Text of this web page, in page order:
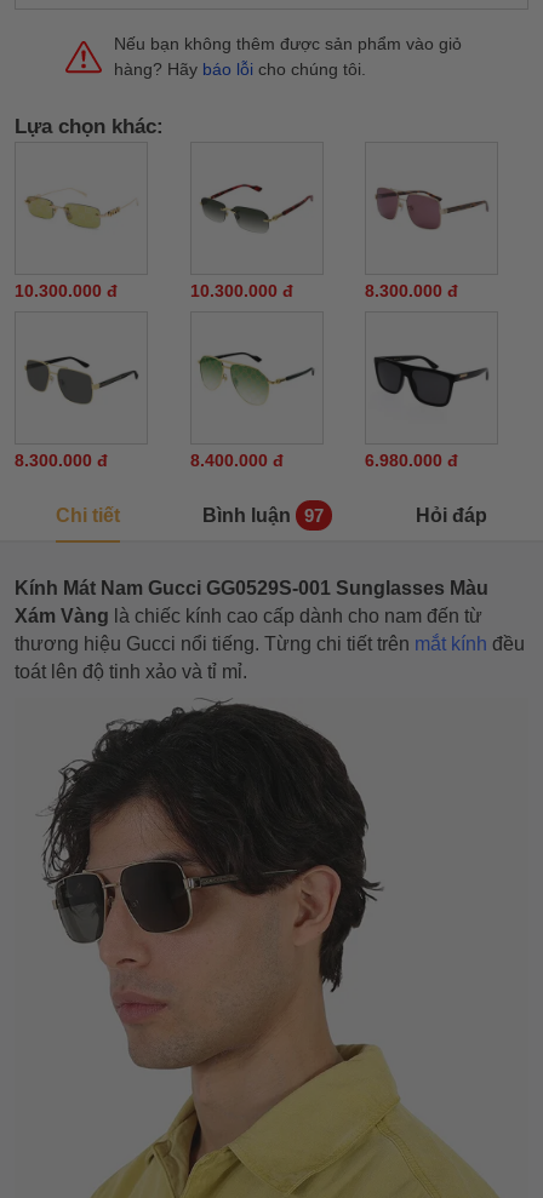
Nếu bạn không thêm được sản phẩm vào giỏ
hàng? Hãy báo lỗi cho chúng tôi.
Lựa chọn khác:
10.300.000 đ 10.300.000 đ 8.300.000 đ
8.300.000 đ 8.400.000 đ 6.980.000 đ
Chi tiết Bình luận 97 Hỏi đáp
Kính Mát Nam Gucci GG0529S-001 Sunglasses Màu
Xám Vàng là chiếc kính cao cấp dành cho nam đến từ
thương hiệu Gucci nổi tiếng. Từng chi tiết trên mắt kính đều
toát lên độ tinh xảo và tỉ mỉ.